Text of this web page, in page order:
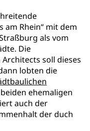
am Rhein“ mit dem
als vom
Die
soll dieses
lobten die
ehemaligen
auch der
der duch